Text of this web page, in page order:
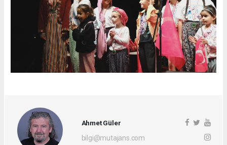
Ahmet Güler
bilgi@mutajans.com